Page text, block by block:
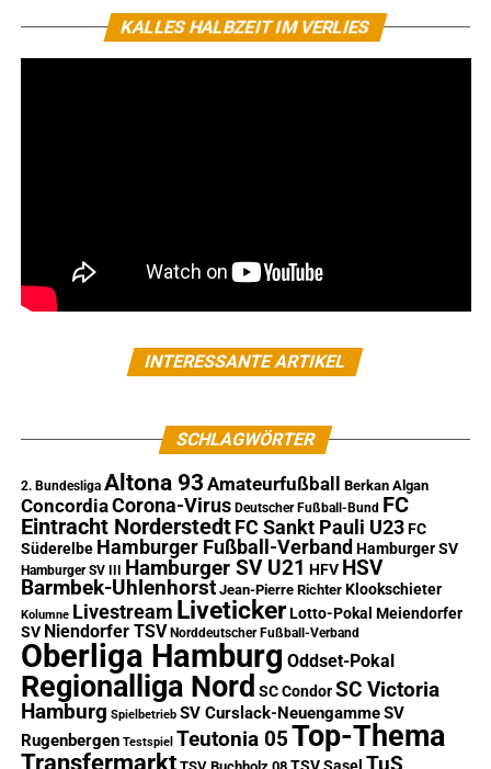
KALLES HALBZEIT IM VERLIES
INTERESSANTE ARTIKEL
SCHLAGWÖRTER
2. Bundesliga Altona 93 Amateurfußball Berkan Algan
ConcordiaCorona-Virus Deutscher Fußball-Bund FC
Eintracht Norderstedt FC Sankt Pauli U23 FC
Süderelbe Hamburger Fußball-Verband Hamburger SV
Hamburger SV III Hamburger SV U21 HFV HSV
Barmbek-Uhlenhorst Jean-Pierre Richter Klookschieter
Kolumne Livestream Liveticker Lotto-Pokal Meiendorfer
SV Niendorfer TSV Norddeutscher Fußball-Verband
Oberliga Hamburg Oddset-Pokal
Regionalliga Nord SC Condor SC Victoria
Hamburg Spielbetrieb SV Curslack-NeuengammeSV
Rugenbergen Testspiel Teutonia 05Top-Thema
Transfermarkt TSV Sasel TuS